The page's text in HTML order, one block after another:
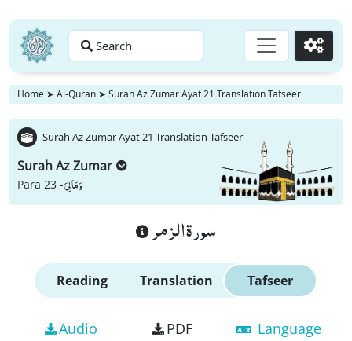
Search Go
Home ➤ Al-Quran ➤ Surah Az Zumar Ayat 21 Translation Tafseer
Surah Az Zumar Ayat 21 Translation Tafseer
Surah Az Zumar
Para 23 -وَ مَا لِیَ
سورة الزمر
Reading Translation Tafseer
Audio PDF Language